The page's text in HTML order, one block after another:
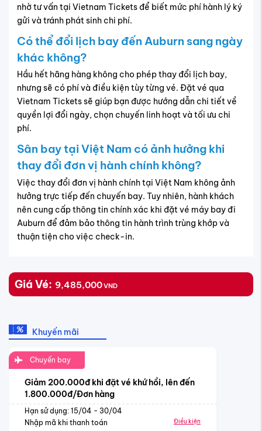
nhờ tư vấn tại Vietnam Tickets để biết mức phí hành lý ký
gửi và tránh phát sinh chi phí.
Có thể đổi lịch bay đến Auburn sang ngày
khác không?
Hầu hết hãng hàng không cho phép thay đổi lịch bay,
nhưng sẽ có phí và điều kiện tùy từng vé. Đặt vé qua
Vietnam Tickets sẽ giúp bạn được hướng dẫn chi tiết về
quyền lợi đổi ngày, chọn chuyến linh hoạt và tối ưu chi
phí.
Sân bay tại Việt Nam có ảnh hưởng khi
thay đổi đơn vị hành chính không?
Việc thay đổi đơn vị hành chính tại Việt Nam không ảnh
hưởng trực tiếp đến chuyến bay. Tuy nhiên, hành khách
nên cung cấp thông tin chính xác khi đặt vé máy bay đi
Auburn để đảm bảo thông tin hành trình trùng khớp và
thuận tiện cho việc check-in.
Giá Vé: 9,485,000VND
Khuyến mãi
Chuyến bay
Giảm 200.000đ khi đặt vé khứ hồi, lên đến
1.800.000đ/Đơn hàng
Hạn sử dụng: 15/04 - 30/04
Nhập mã khi thanh toán
Điều kiện